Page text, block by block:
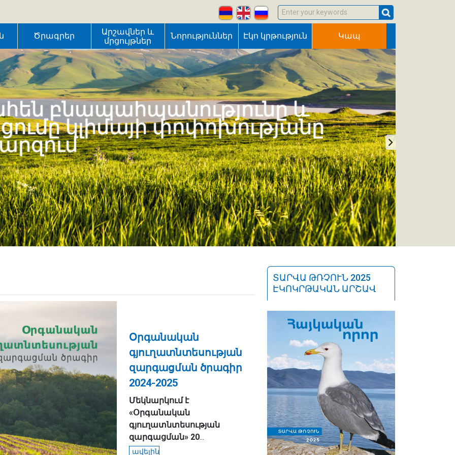
Enter your keywords
Ծրագրեր
Արշավներ և
մրցույթներ
Նորություններ Էկո կրթություն Կապ
Օրգանական
գյուղատնտեսության
զարգացման ծրագիր
2024-2025
Մեկնարկում է
«Օրգանական
գյուղատնտեսության
զարգացման» 20...
ավելին
ՏԱՐՎԱ ԹՌՉՈՒՆ 2025
ԷԿՈԿՐԹԱԿԱՆ ԱՐՇԱՎ